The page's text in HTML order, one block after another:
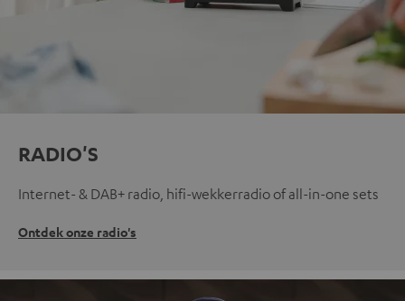
RADIO'S
Internet- & DAB+ radio, hifi-wekkerradio of all-in-one sets
Ontdek onze radio's